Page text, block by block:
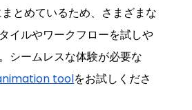
とめているため、さまざまな
イルやワークフローを試しや
シームレスな体験が必要な
toolをお試しくださ